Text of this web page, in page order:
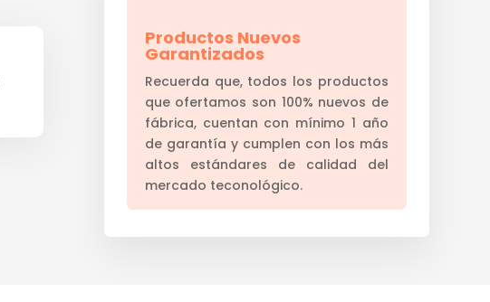
Productos Nuevos
Garantizados
Recuerda que, todos los productos
que ofertamos son 100% nuevos de
fábrica, cuentan con mínimo 1 año
de garantía y cumplen con los más
altos estándares de calidad del
mercado teconológico.